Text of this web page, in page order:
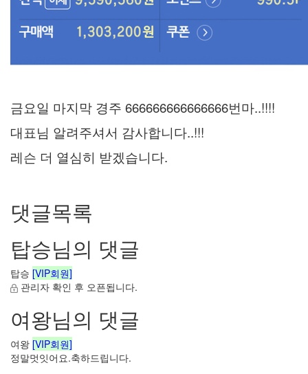
금요일 마지막 경주 666666666666666번마..!!!!
대표님 알려주셔서 감사합니다..!!!
레슨 더 열심히 받겠습니다.
댓글목록
탑승님의 댓글
탑승 [VIP회원]
관리자 확인 후 오픈됩니다.
여왕님의 댓글
여왕 [VIP회원]
정말멋잇어요.축하드립니다.